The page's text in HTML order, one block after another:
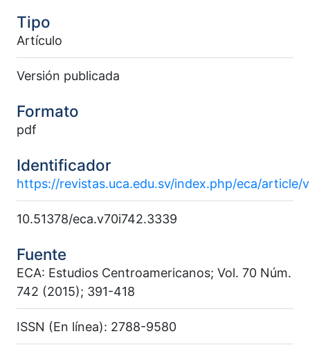
Tipo
Artículo
Versión publicada
Formato
pdf
Identificador
https://revistas.uca.edu.sv/index.php/eca/article/
10.51378/eca.v70i742.3339
Fuente
ECA: Estudios Centroamericanos; Vol. 70 Núm.
742 (2015); 391-418
ISSN (En línea): 2788-9580